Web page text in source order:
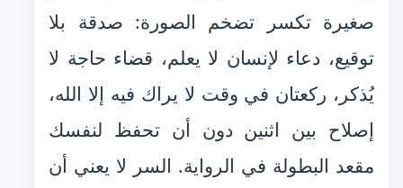
صغيرة تكسر تضخم الصورة: صدقة بلا
توقيع، دعاء لإنسان لا يعلم، قضاء حاجة لا
يُذكر، ركعتان في وقت لا يراك فيه إلا الله،
إصلاح بين اثنين دون أن تحفظ لنفسك
مقعد البطولة في الرواية. السر لا يعني أن